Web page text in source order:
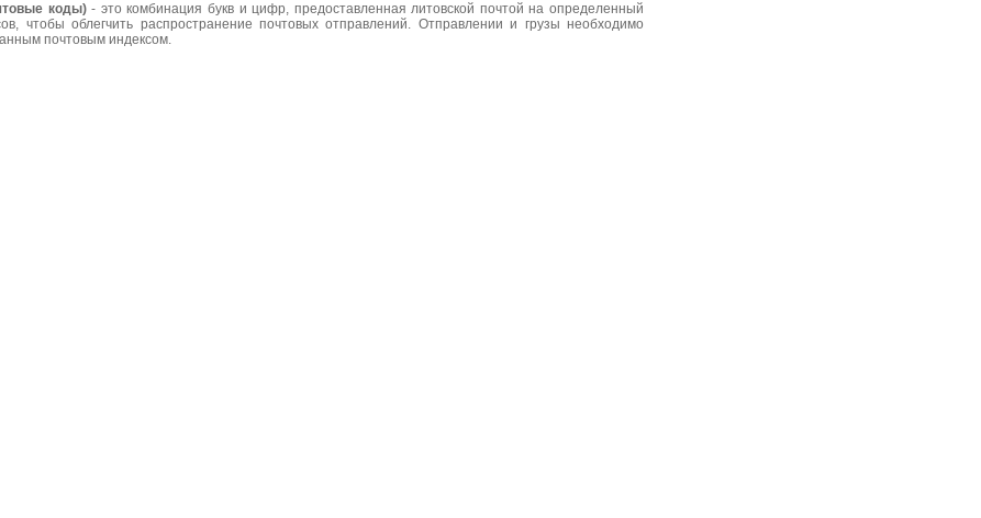
коды)- это комбинация букв и цифр, предоставленная литовской почтой на определенный
чтобы облегчить распространение почтовых отправлений. Отправлении и грузы необходимо
почтовым индексом.